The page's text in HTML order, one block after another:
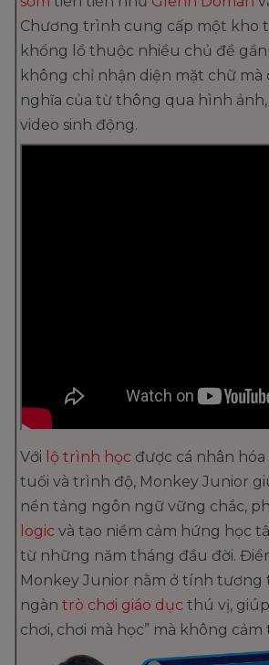
Chương trình cung cấp một kho
khổng lồ thuộc nhiều chủ đề
không chỉ nhận diện mặt chữ mà
nghĩa của từ thông qua hình
video sinh động.
Với lộ trình học được cá nhân
tuổi và trình độ, Monkey Junior
nền tảng ngôn ngữ vững chắc,
logic và tạo niềm cảm hứng học
từ những năm tháng đầu đời.
Monkey Junior nằm ở tính tương
ngàn trò chơi giáo dục thú vị,
chơi, chơi mà học” mà không cảm